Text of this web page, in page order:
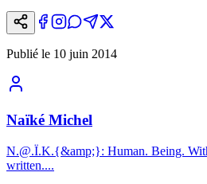
Publié le 10 juin 2014
Naïké Michel
N.@.Ï.K.{&amp;}: Human. Being.
written....